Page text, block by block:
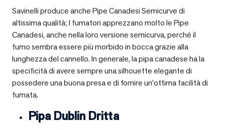
Savinelli produce anche Pipe Canadesi Semicurve di
altissima qualità; I fumatori apprezzano molto le Pipe
Canadesi, anche nella loro versione semicurva, perché il
fumo sembra essere più morbido in bocca grazie alla
lunghezza del cannello. In generale, la pipa canadese ha la
specificità di avere sempre una silhouette elegante di
possedere una buona presa e di fornire un’ottima facilità di
fumata.
Pipa Dublin Dritta